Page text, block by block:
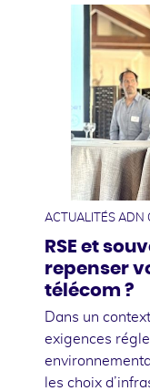
ACTUALITÉS ADN
RSE et
repenser
télécom ?
Dans un
exigences
les choix